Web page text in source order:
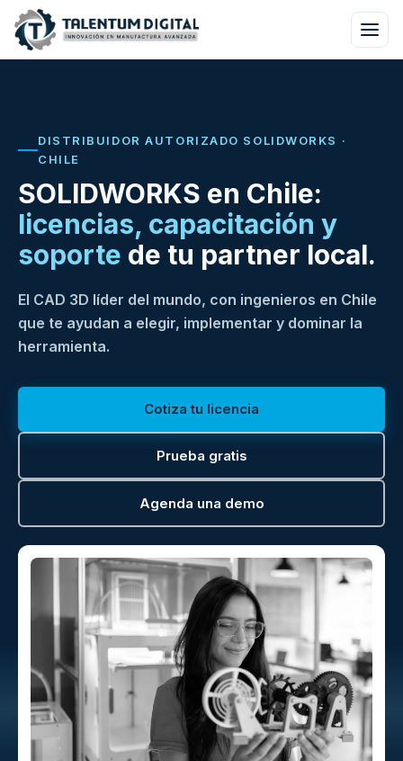
DISTRIBUIDOR AUTORIZADO SOLIDWORKS ·
CHILE
SOLIDWORKS en Chile:
licencias, capacitación y
soporte de tu partner local.
El CAD 3D líder del mundo, con ingenieros en Chile
que te ayudan a elegir, implementar y dominar la
herramienta.
Cotiza tu licencia
Prueba gratis
Agenda una demo